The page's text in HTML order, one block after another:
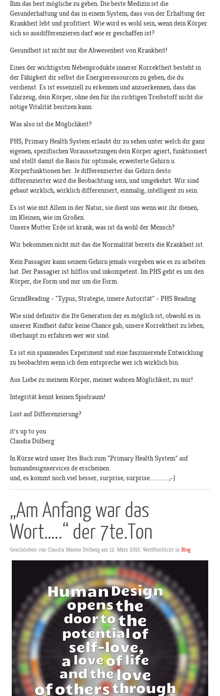
Ihm das best mögliche zu geben. Die beste Medizin ist die
Gesunderhaltung und das in einem System, dass von der Erhaltung der
Krankheit lebt und profitiert. Wie wird es wohl sein, wenn dein Körper
sich so ausdifferenzieren darf wie er geschaffen ist?
Gesundheit ist nicht nur die Abwesenheit von Krankheit!
Eines der wichtigsten Nebenprodukte innerer Korrektheit besteht in
der Fähigkeit dir selbst die Energieressourcen zu geben, die du
verdienst. Es ist essenziell zu erkennen und anzuerkennen, dass das
Fahrzeug, dein Körper, ohne den für ihn richtigen Treibstoff nicht die
nötige Vitalität besitzen kann.
Was also ist die Möglichkeit?
PHS, Primary Health System erlaubt dir zu sehen unter welch dir ganz
eigenen, spezifischen Voraussetzungen dein Körper agiert, funktioniert
und stellt damit die Basis für optimale, erweiterte Gehirn u.
Körperfunktionen her. Je differenzierter das Gehirn desto
differenzierter wird die Beobachtung sein, und umgekehrt. Wir sind
gebaut wirklich, wirklich differenziert, einmalig, intelligent zu sein.
Es ist wie mit Allem in der Natur, sie dient uns wenn wir ihr dienen,
im Kleinen, wie im Großen.
Unsere Mutter Erde ist krank, was ist da wohl der Mensch?
Wir bekommen nicht mit das die Normalität bereits die Krankheit ist.
Kein Passagier kann seinem Gehirn jemals vorgeben wie es zu arbeiten
hat. Der Passagier ist hilflos und inkompetent. Im PHS geht es um den
Körper, die Form und nur um die Form.
GrundReading - "Typus, Strategie, innere Autorität" - PHS Reading
Wie sind definitiv die 1te Generation der es möglich ist, obwohl es in
unserer Kindheit dafür keine Chance gab, unsere Korrektheit zu leben,
überhaupt zu erfahren wer wir sind.
Es ist ein spannendes Experiment und eine faszinierende Entwicklung
zu beobachten wenn ich dem entspreche wer ich wirklich bin.
Aus Liebe zu meinem Körper, meiner wahren Möglichkeit, zu mir!
Integrität kennt keinen Spielraum!
Lust auf Differenzierung?
it's up to you
Claudia Dülberg
In Kürze wird unser 1tes Buch zum "Primary Health System" auf
humandesignservices.de erscheinen.
und, es kommt noch viel besser, surprise, surprise.............;-)
„Am Anfang war das
Wort…..“ der 7te.Ton
Geschrieben von Claudia Mareia Dülberg am 12. März 2015. Veröffentlicht in Blog